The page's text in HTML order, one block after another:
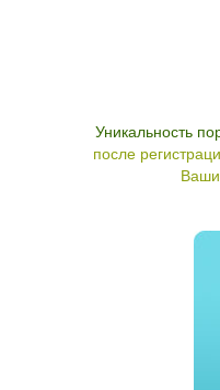
Уникальность
после